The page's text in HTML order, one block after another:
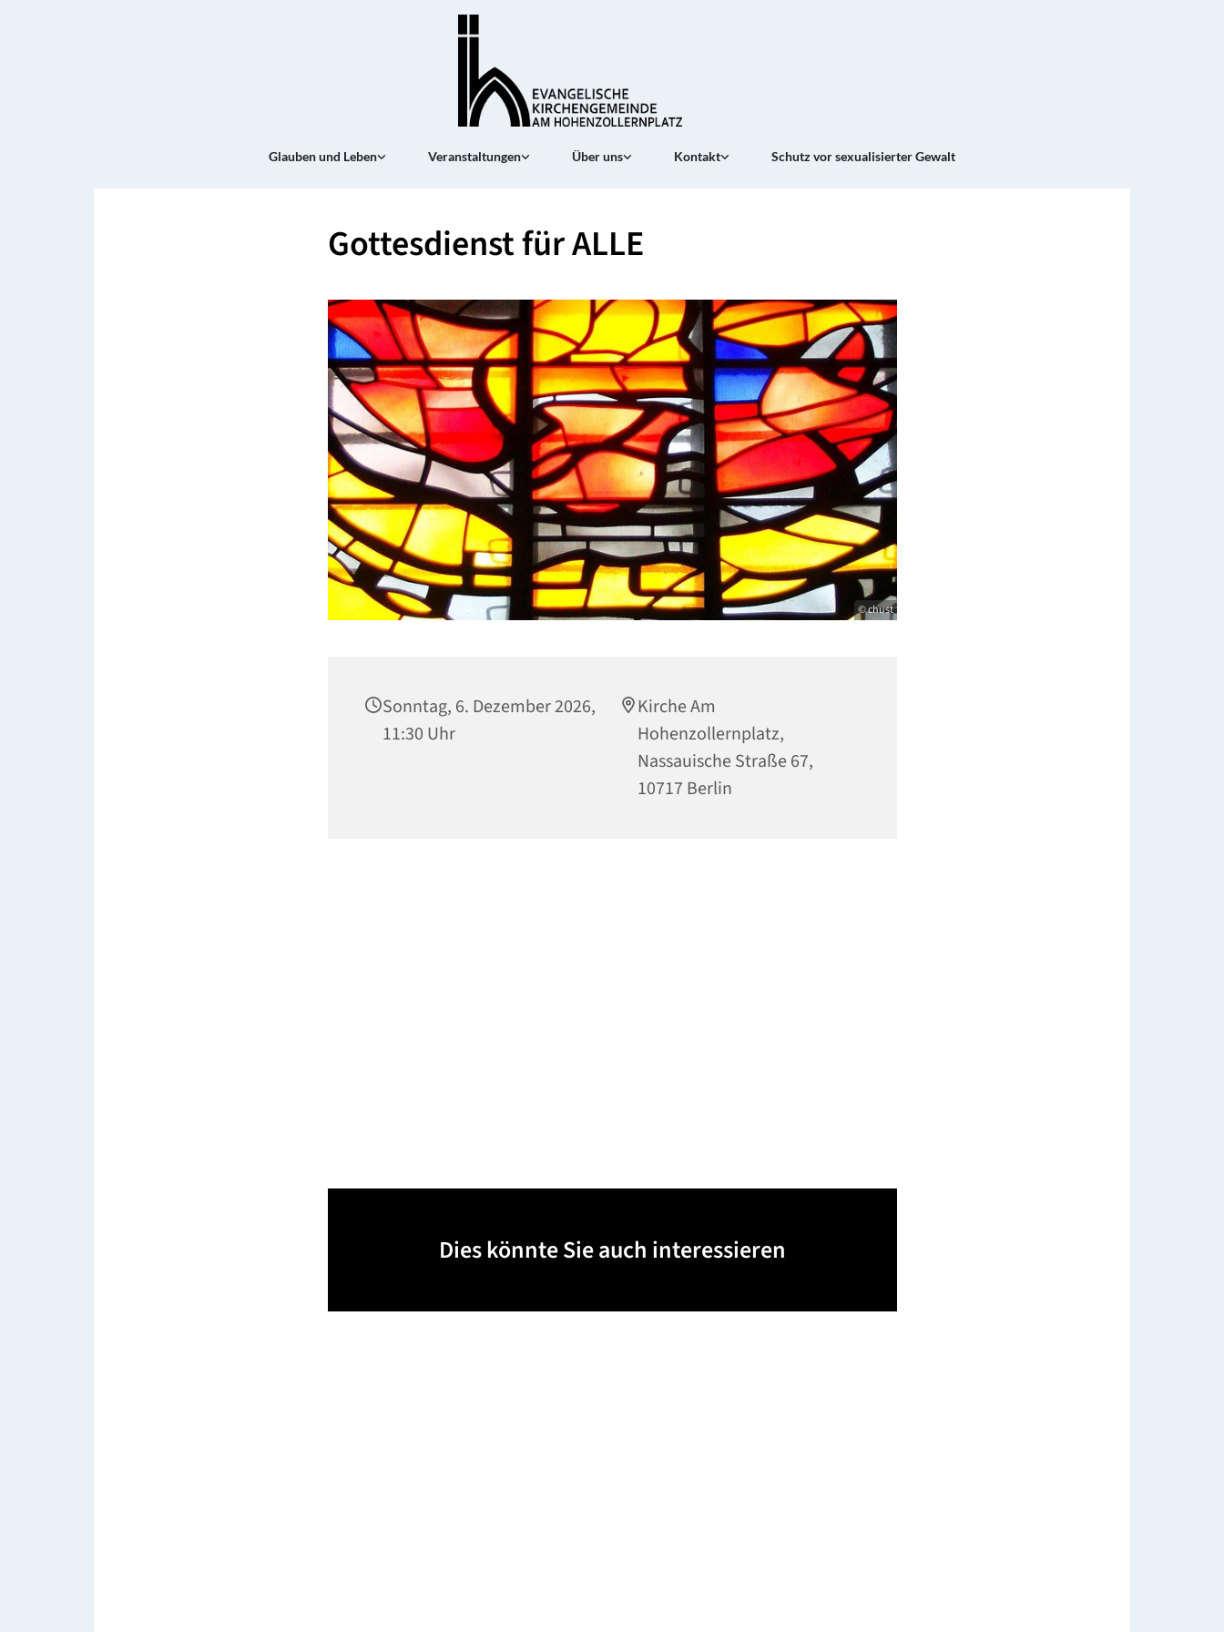
Glauben und Leben Veranstaltungen Über uns Kontakt Schutz vor sexualisierter Gewalt
Gottesdienst für ALLE
© chust
Sonntag, 6. Dezember 2026,
11:30 Uhr
Kirche Am
Hohenzollernplatz,
Nassauische Straße 67,
10717 Berlin
Dies könnte Sie auch interessieren